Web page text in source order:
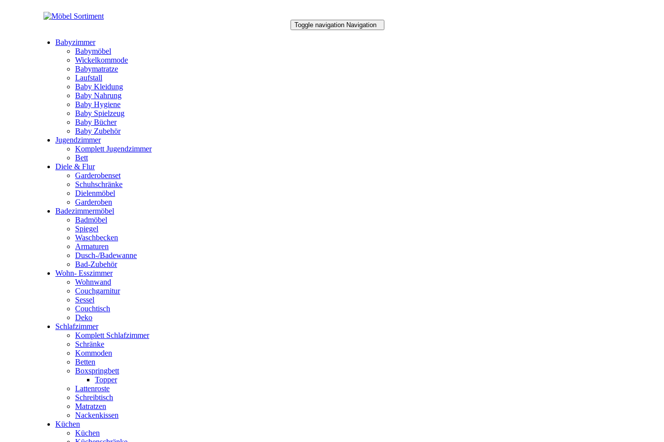
Toggle navigation Navigation
Babyzimmer
Babymöbel
Wickelkommode
Babymatratze
Laufstall
Baby Kleidung
Baby Nahrung
Baby Hygiene
Baby Spielzeug
Baby Bücher
Baby Zubehör
Jugendzimmer
Komplett Jugendzimmer
Bett
Diele & Flur
Garderobenset
Schuhschränke
Dielenmöbel
Garderoben
Badezimmermöbel
Badmöbel
Spiegel
Waschbecken
Armaturen
Dusch-/Badewanne
Bad-Zubehör
Wohn- Esszimmer
Wohnwand
Couchgarnitur
Sessel
Couchtisch
Deko
Schlafzimmer
Komplett Schlafzimmer
Schränke
Kommoden
Betten
Boxspringbett
Topper
Lattenroste
Schreibtisch
Matratzen
Nackenkissen
Küchen
Küchen